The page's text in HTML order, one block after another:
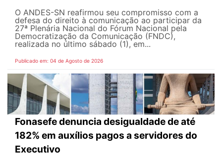
O ANDES-SN reafirmou seu compromisso com a
defesa do direito à comunicação ao participar da
27ª Plenária Nacional do Fórum Nacional pela
Democratização da Comunicação (FNDC),
realizada no último sábado (1), em...
Publicado em: 04 de Agosto de 2026
Fonasefe denuncia desigualdade de até
182% em auxílios pagos a servidores do
Executivo